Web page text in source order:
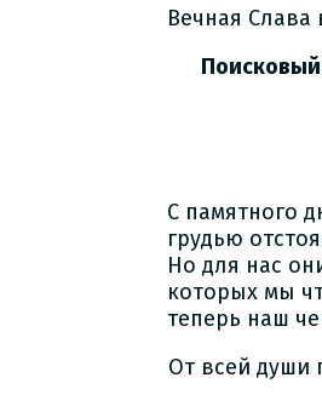
Вечная
Поисковый
С памятного
грудью
Но для нас
которых мы
теперь наш
От всей души